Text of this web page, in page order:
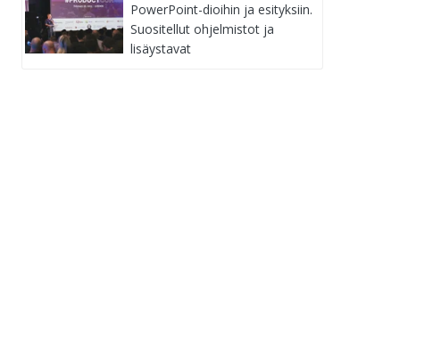
PowerPoint-dioihin ja esityksiin.
Suositellut ohjelmistot ja
lisäystavat